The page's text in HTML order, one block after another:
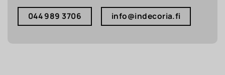
044 989 3706 info@indecoria.fi